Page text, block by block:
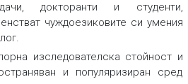
докторанти и студенти,
чуждоезиковите си умения
изследователска стойност и
и популяризиран сред